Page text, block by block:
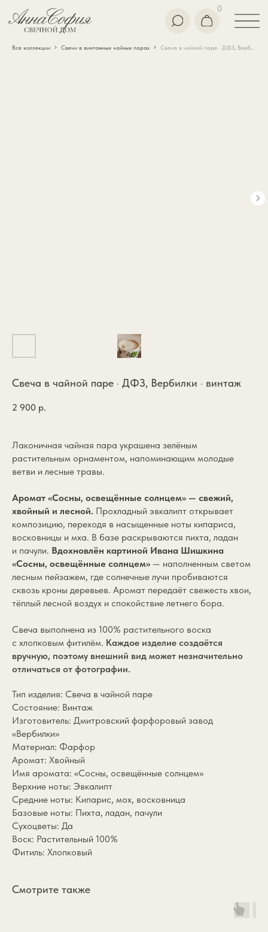
Все коллекции Свечи в винтажных чайных парах
Свеча в чайной паре · ДФЗ, Вербилки · винтаж
2 900 р.
Лаконичная чайная пара украшена зелёным
растительным орнаментом, напоминающим молодые
ветви и лесные травы.
Аромат «Сосны, освещённые солнцем» — свежий,
хвойный и лесной. Прохладный эвкалипт открывает
композицию, переходя в насыщенные ноты кипариса,
восковницы и мха. В базе раскрываются пихта, ладан
и пачули. Вдохновлён картиной Ивана Шишкина
«Сосны, освещённые солнцем» — наполненным светом
лесным пейзажем, где солнечные лучи пробиваются
сквозь кроны деревьев. Аромат передаёт свежесть хвои,
тёплый лесной воздух и спокойствие летнего бора.
Свеча выполнена из 100% растительного воска
с хлопковым фитилём. Каждое изделие создаётся
вручную, поэтому внешний вид может незначительно
отличаться от фотографии.
Тип изделия: Свеча в чайной паре
Состояние: Винтаж
Изготовитель: Дмитровский фарфоровый завод
«Вербилки»
Материал: Фарфор
Аромат: Хвойный
Имя аромата: «Сосны, освещённые солнцем»
Верхние ноты: Эвкалипт
Средние ноты: Кипарис, мох, восковница
Базовые ноты: Пихта, ладан, пачули
Сухоцветы: Да
Воск: Растительный 100%
Фитиль: Хлопковый
Смотрите также